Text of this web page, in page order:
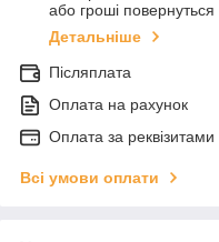
або гроші
Детальніше
Післяплата
Оплата на рахунок
Оплата за реквізитами
Всі умови оплати